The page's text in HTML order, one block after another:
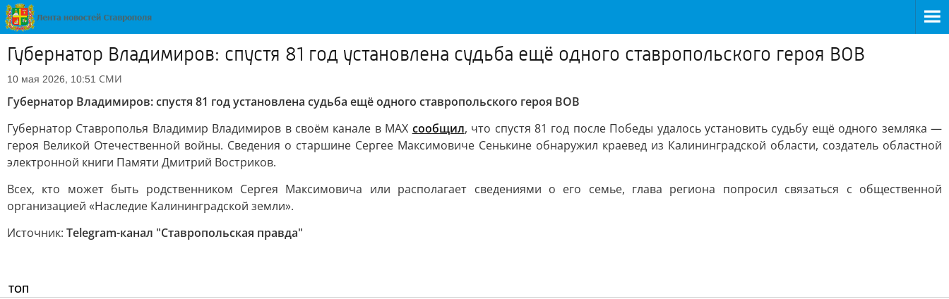
Губернатор Владимиров: спустя 81 год установлена судьба ещё одного ставропольского героя ВОВ
10 мая 2026, 10:51 СМИ
Губернатор Владимиров: спустя 81 год установлена судьба ещё одного ставропольского героя ВОВ
Губернатор Ставрополья Владимир Владимиров в своём канале в MAX сообщил, что спустя 81 год после Победы удалось установить судьбу ещё одного земляка —
героя Великой Отечественной войны. Сведения о старшине Сергее Максимовиче Сенькине обнаружил краевед из Калининградской области, создатель областной
электронной книги Памяти Дмитрий Востриков.
Всех, кто может быть родственником Сергея Максимовича или располагает сведениями о его семье, глава региона попросил связаться с общественной
организацией «Наследие Калининградской земли».
Источник: Telegram-канал "Ставропольская правда"
ТОП